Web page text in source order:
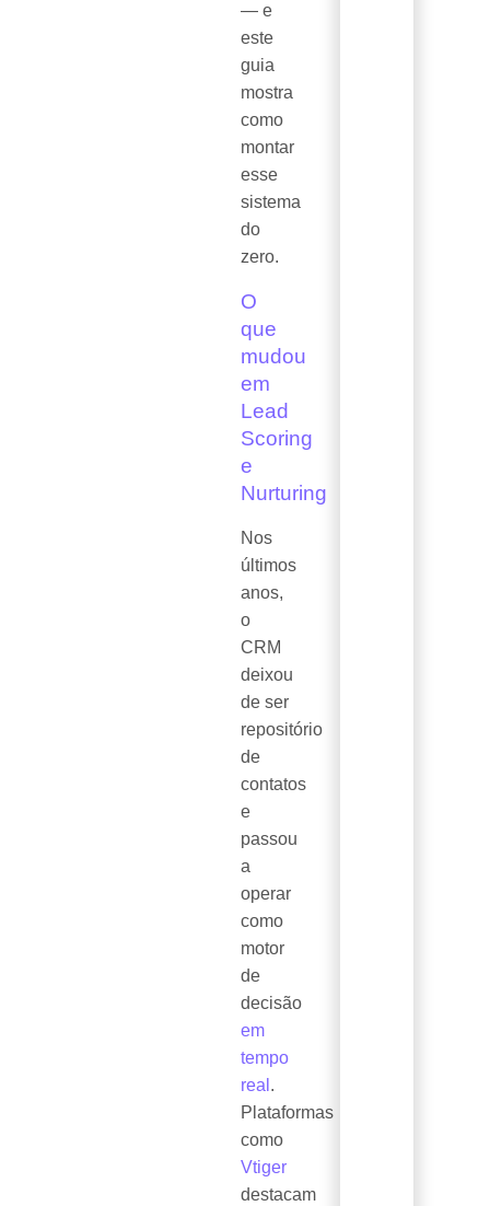
— e
este
guia
mostra
como
montar
esse
sistema
do
zero.
O
que
mudou
em
Lead
Scoring
e
Nurturing
Nos
últimos
anos,
o
CRM
deixou
de ser
repositório
de
contatos
e
passou
a
operar
como
motor
de
decisão
em
tempo
real .
Plataformas
como
Vtiger
destacam